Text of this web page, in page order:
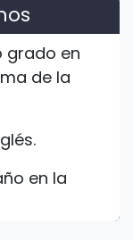
grado en
de la
en la